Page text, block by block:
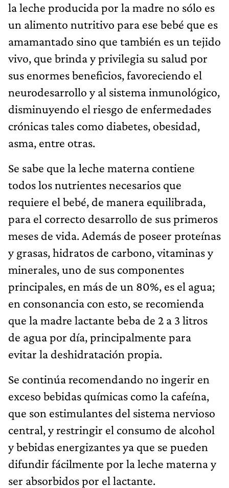
la leche producida por la madre no sólo es
un alimento nutritivo para ese bebé que es
amamantado sino que también es un tejido
vivo, que brinda y privilegia su salud por
sus enormes beneficios, favoreciendo el
neurodesarrollo y al sistema inmunológico,
disminuyendo el riesgo de enfermedades
crónicas tales como diabetes, obesidad,
asma, entre otras.
Se sabe que la leche materna contiene
todos los nutrientes necesarios que
requiere el bebé, de manera equilibrada,
para el correcto desarrollo de sus primeros
meses de vida. Además de poseer proteínas
y grasas, hidratos de carbono, vitaminas y
minerales, uno de sus componentes
principales, en más de un 80%, es el agua;
en consonancia con esto, se recomienda
que la madre lactante beba de 2 a 3 litros
de agua por día, principalmente para
evitar la deshidratación propia.
Se continúa recomendando no ingerir en
exceso bebidas químicas como la cafeína,
que son estimulantes del sistema nervioso
central, y restringir el consumo de alcohol
y bebidas energizantes ya que se pueden
difundir fácilmente por la leche materna y
ser absorbidos por el lactante.